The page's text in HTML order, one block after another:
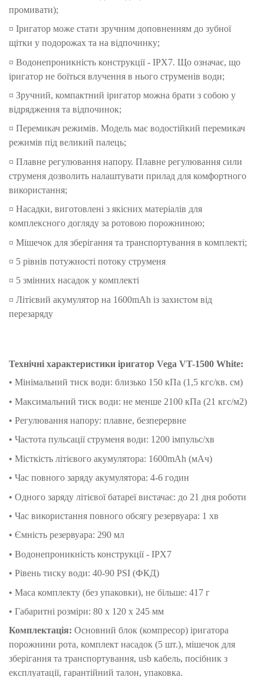
промивати);
¤ Іригатор може стати зручним доповненням до зубної
щітки у подорожах та на відпочинку;
¤ Водонепроникність конструкції - IPX7. Що означає, що
іригатор не боїться влучення в нього струменів води;
¤ Зручний, компактний іригатор можна брати з собою у
відрядження та відпочинок;
¤ Перемикач режимів. Модель має водостійкий перемикач
режимів під великий палець;
¤ Плавне регулювання напору. Плавне регулювання сили
струменя дозволить налаштувати прилад для комфортного
використання;
¤ Насадки, виготовлені з якісних матеріалів для
комплексного догляду за ротовою порожниною;
¤ Мішечок для зберігання та транспортування в комплекті;
¤ 5 рівнів потужності потоку струменя
¤ 5 змінних насадок у комплекті
¤ Літієвий акумулятор на 1600mAh із захистом від
перезаряду
Технічні характеристики іригатор Vega VT-1500 White:
• Мінімальний тиск води: близько 150 кПа (1,5 кгс/кв. см)
• Максимальний тиск води: не менше 2100 кПа (21 кгс/м2)
• Регулювання напору: плавне, безперервне
• Частота пульсації струменя води: 1200 імпульс/хв
• Місткість літієвого акумулятора: 1600mAh (мАч)
• Час повного заряду акумулятора: 4-6 годин
• Одного заряду літієвої батареї вистачає: до 21 дня роботи
• Час використання повного обсягу резервуара: 1 хв
• Ємність резервуара: 290 мл
• Водонепроникність конструкції - IPX7
• Рівень тиску води: 40-90 PSI (ФКД)
• Маса комплекту (без упаковки), не більше: 417 г
• Габаритні розміри: 80 x 120 x 245 мм
Комплектація: Основний блок (компресор) іригатора
порожнини рота, комплект насадок (5 шт.), мішечок для
зберігання та транспортування, usb кабель, посібник з
експлуатації, гарантійний талон, упаковка.